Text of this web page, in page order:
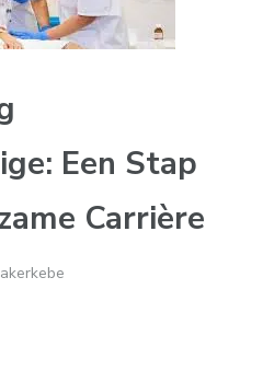
Een Stap
Carrière